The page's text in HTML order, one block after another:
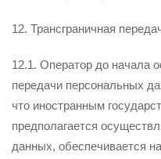
12. Трансграничная
12.1. Оператор до начала
передачи персональных
что иностранным
предполагается
данных, обеспечивается